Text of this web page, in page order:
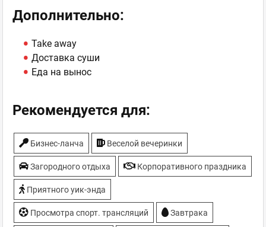
Дополнительно:
Take away
Доставка суши
Еда на вынос
Рекомендуется для:
Бизнес-ланча Веселой вечеринки
Загородного отдыха Корпоративного праздника
Приятного уик-энда
Просмотра спорт. трансляций Завтрака